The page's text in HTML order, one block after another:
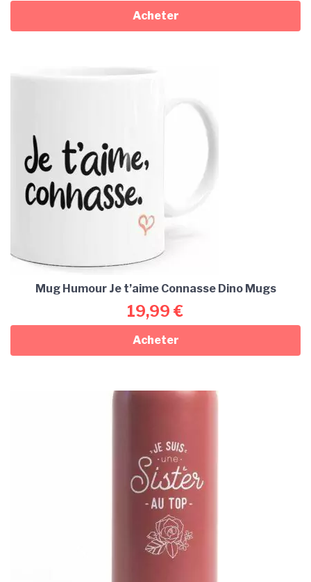
Acheter
Mug Humour Je t’aime Connasse Dino Mugs
19,99 €
Acheter